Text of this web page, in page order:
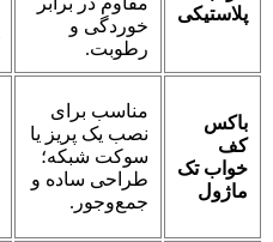
پلاستیکی
خوردگی و
رطوبت.
باکس
کف
خواب تک
ماژول
مناسب برای
نصب یک پریز یا
سوکت شبکه؛
طراحی ساده و
جمع‌وجور.